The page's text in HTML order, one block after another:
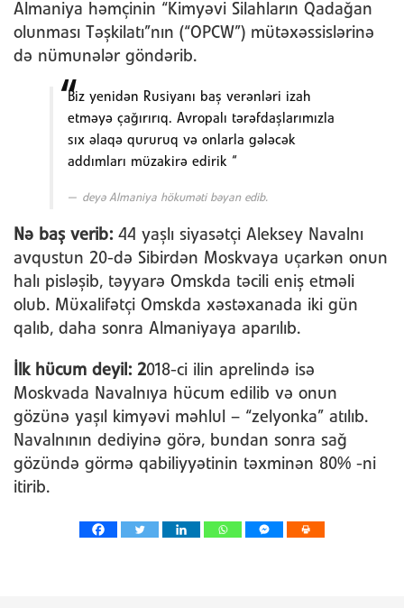
Almaniya həmçinin “Kimyəvi Silahların Qadağan
olunması Təşkilatı”nın (“OPCW”) mütəxəssislərinə
də nümunələr göndərib.
Biz yenidən Rusiyanı baş verənləri izah
etməyə çağırırıq. Avropalı tərəfdaşlarımızla
sıx əlaqə qururuq və onlarla gələcək
addımları müzakirə edirik “
deyə Almaniya hökuməti bəyan edib.
Nə baş verib: 44 yaşlı siyasətçi Aleksey Navalnı
avqustun 20-də Sibirdən Moskvaya uçarkən onun
halı pisləşib, təyyarə Omskda təcili eniş etməli
olub. Müxalifətçi Omskda xəstəxanada iki gün
qalıb, daha sonra Almaniyaya aparılıb.
İlk hücum deyil: 2018-ci ilin aprelində isə
Moskvada Navalnıya hücum edilib və onun
gözünə yaşıl kimyəvi məhlul – “zelyonka” atılıb.
Navalnının dediyinə görə, bundan sonra sağ
gözündə görmə qabiliyyətinin təxminən 80% -ni
itirib.